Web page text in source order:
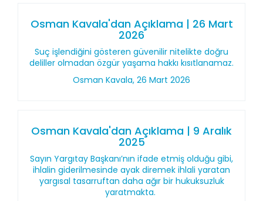
Osman Kavala'dan Açıklama | 26 Mart
2026
Suç işlendiğini gösteren güvenilir nitelikte doğru
deliller olmadan özgür yaşama hakkı kısıtlanamaz.
Osman Kavala, 26 Mart 2026
Osman Kavala'dan Açıklama | 9 Aralık
2025
Sayın Yargıtay Başkanı’nın ifade etmiş olduğu gibi,
ihlalin giderilmesinde ayak diremek ihlali yaratan
yargısal tasarruftan daha ağır bir hukuksuzluk
yaratmakta.